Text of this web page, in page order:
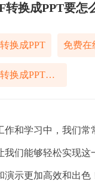
转换成PPT要怎
换成PPT
在线将PDF转换成PPT怎样做
学习中，我们常常
我们能够轻松实现这
演示更加高效和出色